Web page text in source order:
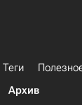
Теги
Архив